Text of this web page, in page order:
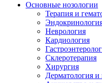
Основные нозологии
Терапия и
Неврология
Кардиология
Склеротерапия
Хирургия
Дерматология и